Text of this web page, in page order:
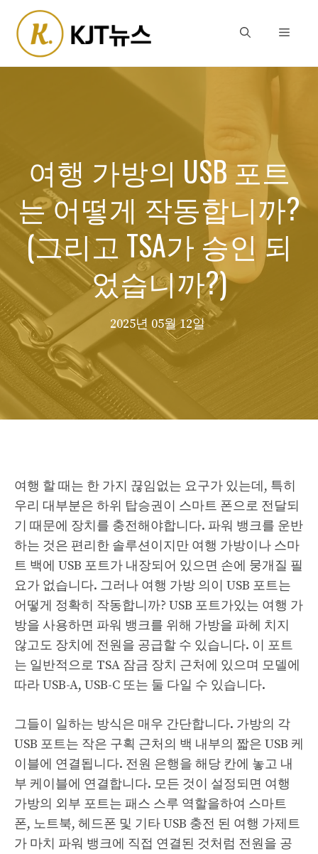
content
Menu
여행 가방의 USB 포트
는 어떻게 작동합니까?
(그리고 TSA가 승인 되
었습니까?)
2025년 05월 12일
여행 할 때는 한 가지 끊임없는 요구가 있는데, 특히
우리 대부분은 하위 탑승권이 스마트 폰으로 전달되
기 때문에 장치를 충전해야합니다. 파워 뱅크를 운반
하는 것은 편리한 솔루션이지만 여행 가방이나 스마
트 백에 USB 포트가 내장되어 있으면 손에 뭉개질 필
요가 없습니다. 그러나 여행 가방 의이 USB 포트는
어떻게 정확히 작동합니까? USB 포트가있는 여행 가
방을 사용하면 파워 뱅크를 위해 가방을 파헤 치지
않고도 장치에 전원을 공급할 수 있습니다. 이 포트
는 일반적으로 TSA 잠금 장치 근처에 있으며 모델에
따라 USB-A, USB-C 또는 둘 다일 수 있습니다.
그들이 일하는 방식은 매우 간단합니다. 가방의 각
USB 포트는 작은 구획 근처의 백 내부의 짧은 USB 케
이블에 연결됩니다. 전원 은행을 해당 칸에 놓고 내
부 케이블에 연결합니다. 모든 것이 설정되면 여행
가방의 외부 포트는 패스 스루 역할을하여 스마트
폰, 노트북, 헤드폰 및 기타 USB 충전 된 여행 가제트
가 마치 파워 뱅크에 직접 연결된 것처럼 전원을 공